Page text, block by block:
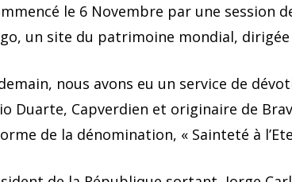
le 6 Novembre par une session
un site du patrimoine mondial,
nous avons eu un service de
Duarte, Capverdien et originaire de
de la dénomination, « Sainteté à